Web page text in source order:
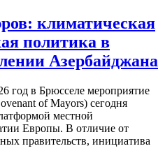
климатическая
политика в
Азербайджана
год в Брюсселе мероприятие
of Mayors) сегодня
местной
Европы. В отличие от
правительств, инициатива